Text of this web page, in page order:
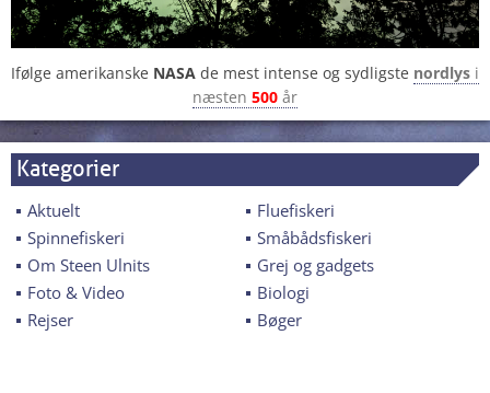
Ifølge amerikanske NASA de mest intense og sydligste nordlys i
næsten 500 år
Kategorier
Aktuelt
Fluefiskeri
Spinnefiskeri
Småbådsfiskeri
Om Steen Ulnits
Grej og gadgets
Foto & Video
Biologi
Rejser
Bøger